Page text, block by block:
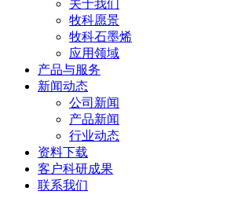
关于我们
牧科愿景
牧科石墨烯
应用领域
产品与服务
新闻动态
公司新闻
产品新闻
行业动态
资料下载
客户科研成果
联系我们